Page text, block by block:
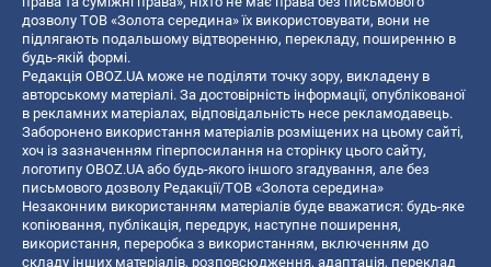
дозволу ТОВ «Золота середина» їх використовувати, вони не
підлягають подальшому відтворенню, перекладу, поширенню в
будь-якій формі.
Редакція OBOZ.UA може не поділяти точку зору, викладену в
авторському матеріалі. За достовірність інформації, опублікованої
в рекламних матеріалах, відповідальність несе рекламодавець.
Заборонено використання матеріалів розміщених на цьому сайті,
хоч із зазначенням гіперпосилання на сторінку цього сайту,
логотипу OBOZ.UA або будь-якого іншого згадування, але без
письмового дозволу Редакції/ТОВ «Золота середина»
Незаконним використанням матеріалів буде вважатися: будь-яке
копiювання, публiкацiя, передрук, наступне поширення,
використання, переробка з використанням, включенням до
складу інших матеріалів, розповсюдження, адаптація, переклад